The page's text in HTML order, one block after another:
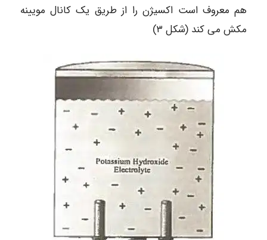
هم معروف است اکسیژن را از طریق یک کانال مویینه
مکش می کند (شکل ۳)